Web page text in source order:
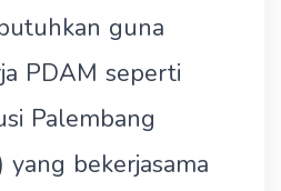
guna
PDAM seperti
Palembang
yang bekerjasama